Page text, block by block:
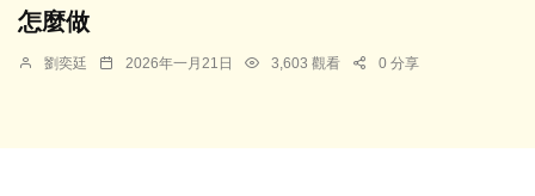
怎麼做
劉奕廷 2026年一月21日 3,603 觀看 0 分享